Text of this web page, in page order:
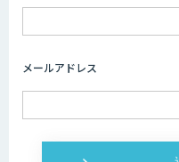
AIコー
メールアドレス